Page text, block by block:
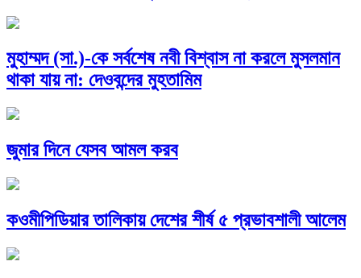
মুহাম্মদ (সা.)-কে সর্বশেষ নবী বিশ্বাস না করলে মুসলমান
থাকা যায় না: দেওবন্দের মুহতামিম
জুমার দিনে যেসব আমল করব
কওমীপিডিয়ার তালিকায় দেশের শীর্ষ ৫ প্রভাবশালী আলেম